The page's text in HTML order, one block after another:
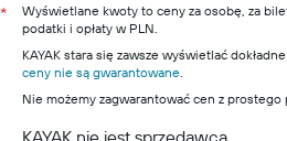
*
Wyświetlane kwoty to ceny za osobę, za
podatki i opłaty w PLN.
KAYAK stara się zawsze wyświetlać
ceny nie są gwarantowane
Nie możemy zagwarantować cen z prostego
KAYAK nie jest sprzedawcą